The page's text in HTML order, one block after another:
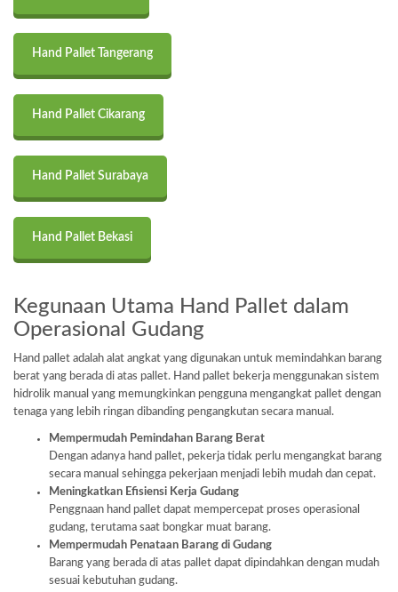
Hand Pallet Tangerang
Hand Pallet Cikarang
Hand Pallet Surabaya
Hand Pallet Bekasi
Kegunaan Utama Hand Pallet dalam
Operasional Gudang
Hand pallet adalah alat angkat yang digunakan untuk memindahkan barang
berat yang berada di atas pallet. Hand pallet bekerja menggunakan sistem
hidrolik manual yang memungkinkan pengguna mengangkat pallet dengan
tenaga yang lebih ringan dibanding pengangkutan secara manual.
Mempermudah Pemindahan Barang Berat
Dengan adanya hand pallet, pekerja tidak perlu mengangkat barang
secara manual sehingga pekerjaan menjadi lebih mudah dan cepat.
Meningkatkan Efisiensi Kerja Gudang
Penggnaan hand pallet dapat mempercepat proses operasional
gudang, terutama saat bongkar muat barang.
Mempermudah Penataan Barang di Gudang
Barang yang berada di atas pallet dapat dipindahkan dengan mudah
sesuai kebutuhan gudang.